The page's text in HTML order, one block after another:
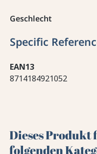
Geschlecht
Specific
EAN13
8714184921052
Dieses Produkt
folgenden